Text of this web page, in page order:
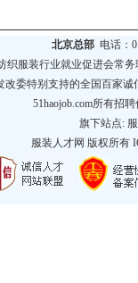
北京总部 电话：
织服装行业就业促进会常务
改委特别支持的全国百家
51haojob.com所有招
旗下站点:
服装人才网 版权所有